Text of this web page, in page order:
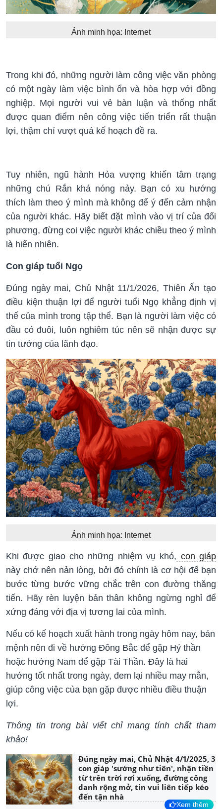
Ảnh minh họa: Internet
Trong khi đó, những người làm công việc văn phòng
có một ngày làm việc bình ổn và hòa hợp với đồng
nghiệp. Mọi người vui vẻ bàn luận và thống nhất
được quan điểm nên công việc tiến triển rất thuận
lợi, thậm chí vượt quá kế hoạch đề ra.
Tuy nhiên, ngũ hành Hỏa vượng khiến tâm trạng
những chú Rắn khá nóng nảy. Bạn có xu hướng
thích làm theo ý mình mà không để ý đến cảm nhận
của người khác. Hãy biết đặt mình vào vị trí của đối
phương, đừng coi việc người khác chiều theo ý mình
là hiển nhiên.
Con giáp tuổi Ngọ
Đúng ngày mai, Chủ Nhật 11/1/2026, Thiên Ấn tạo
điều kiện thuận lợi để người tuổi Ngọ khẳng định vị
thế của mình trong tập thể. Bạn là người làm việc có
đầu có đuôi, luôn nghiêm túc nên sẽ nhận được sự
tin tưởng của lãnh đạo.
Ảnh minh họa: Internet
Khi được giao cho những nhiệm vụ khó, con giáp
này chớ nên nản lòng, bởi đó chính là cơ hội để bạn
bước từng bước vững chắc trên con đường thăng
tiến. Hãy rèn luyện bản thân không ngừng nghỉ để
xứng đáng với địa vị tương lai của mình.
Nếu có kế hoạch xuất hành trong ngày hôm nay, bản
mệnh nên đi về hướng Đông Bắc để gặp Hỷ thần
hoặc hướng Nam để gặp Tài Thần. Đây là hai
hướng tốt nhất trong ngày, đem lại nhiều may mắn,
giúp công việc của bạn gặp được nhiều điều thuận
lợi.
Thông tin trong bài viết chỉ mang tính chất tham
khảo!
Đúng ngày mai, Chủ Nhật 4/1/2025, 3
con giáp 'sướng như tiên', nhận tiền
từ trên trời rơi xuống, đường công
danh rộng mở, tin vui liên tiếp kéo
đến tận nhà
Xem thêm